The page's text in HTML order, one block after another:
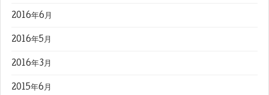
2016年6月
2016年5月
2016年3月
2015年6月